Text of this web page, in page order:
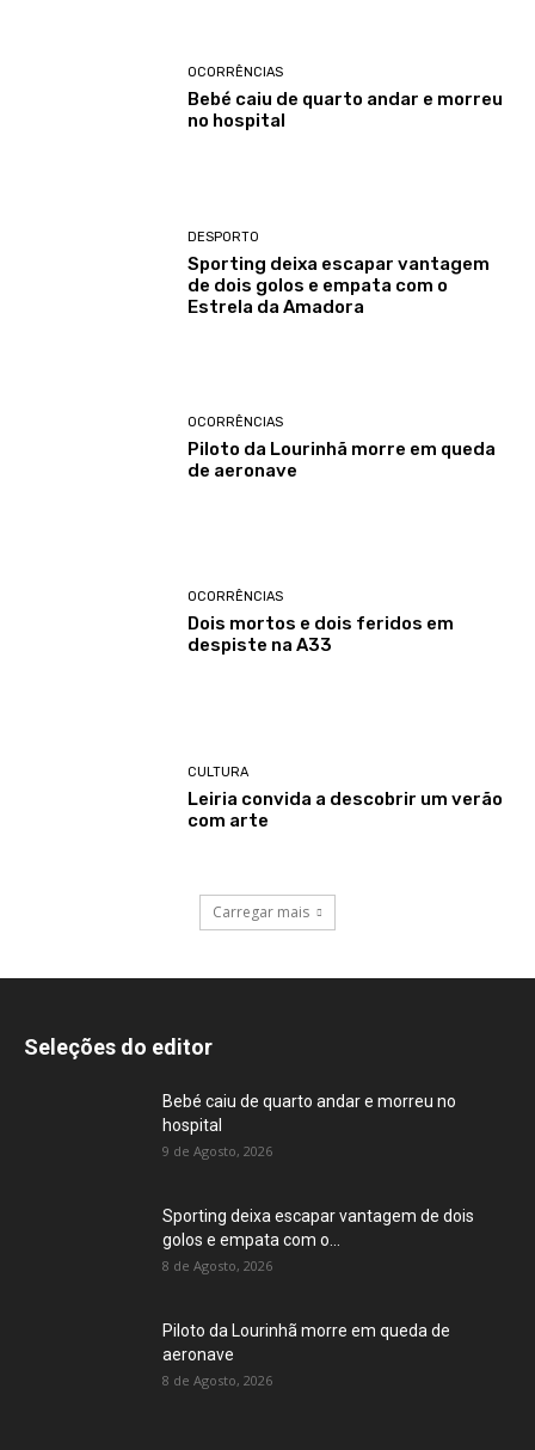
OCORRÊNCIAS
Bebé caiu de quarto andar e morreu
no hospital
DESPORTO
Sporting deixa escapar vantagem
de dois golos e empata com o
Estrela da Amadora
OCORRÊNCIAS
Piloto da Lourinhã morre em queda
de aeronave
OCORRÊNCIAS
Dois mortos e dois feridos em
despiste na A33
CULTURA
Leiria convida a descobrir um verão
com arte
Carregar mais
Seleções do editor
Bebé caiu de quarto andar e morreu no
hospital
9 de Agosto, 2026
Sporting deixa escapar vantagem de dois
golos e empata com o...
8 de Agosto, 2026
Piloto da Lourinhã morre em queda de
aeronave
8 de Agosto, 2026